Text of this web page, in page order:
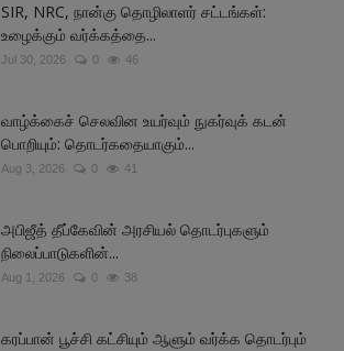
SIR, NRC, நான்கு தொழிலாளர் சட்டங்கள்:
உழைக்கும் வர்க்கத்தை...
Jul 30, 2026 0 46
வாழ்க்கைச் செலவின உயர்வும் நுகர்வுக் கடன்
பொறியும்: தொடர்கதையாகும்...
Aug 3, 2026 0 41
அபிஜீத் தீப்கேவின் அரசியல் தொடர்புகளும்
நிலைப்பாடுகளின்...
Aug 1, 2026 0 38
கரப்பான் பூச்சி கட்சியும் ஆளும் வர்க்க தொடர்பும்